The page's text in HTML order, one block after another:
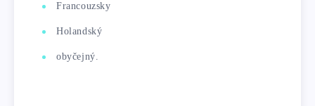
Francouzsky
Holandský
obyčejný.